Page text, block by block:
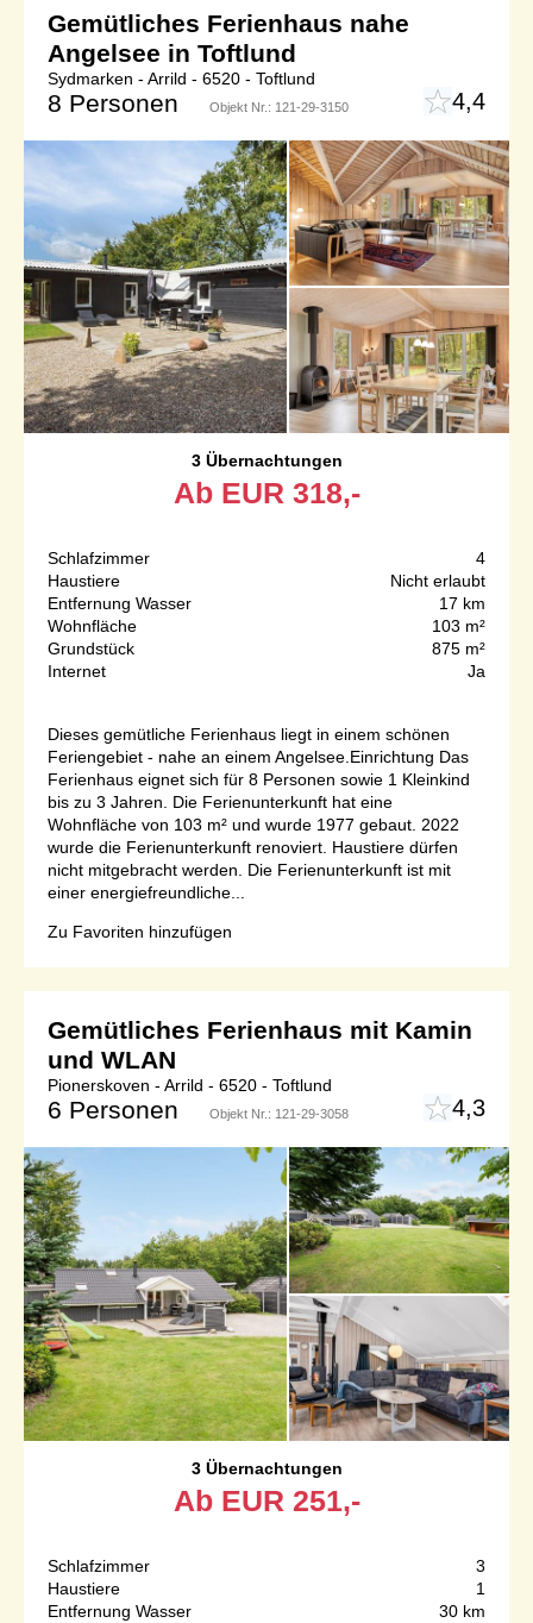
Gemütliches Ferienhaus nahe
Angelsee in Toftlund
Sydmarken - Arrild - 6520 - Toftlund
8 Personen Objekt Nr.: 121-29-3150 4,4
3 Übernachtungen
Ab EUR 318,-
Schlafzimmer
4
Haustiere
Nicht erlaubt
Entfernung Wasser
17 km
Wohnfläche
103 m²
Grundstück
875 m²
Internet
Ja
Dieses gemütliche Ferienhaus liegt in einem schönen
Feriengebiet - nahe an einem Angelsee.Einrichtung Das
Ferienhaus eignet sich für 8 Personen sowie 1 Kleinkind
bis zu 3 Jahren. Die Ferienunterkunft hat eine
Wohnfläche von 103 m² und wurde 1977 gebaut. 2022
wurde die Ferienunterkunft renoviert. Haustiere dürfen
nicht mitgebracht werden. Die Ferienunterkunft ist mit
einer energiefreundliche...
Zu Favoriten hinzufügen
Gemütliches Ferienhaus mit Kamin
und WLAN
Pionerskoven - Arrild - 6520 - Toftlund
6 Personen Objekt Nr.: 121-29-3058 4,3
3 Übernachtungen
Ab EUR 251,-
Schlafzimmer
3
Haustiere
1
Entfernung Wasser
30 km